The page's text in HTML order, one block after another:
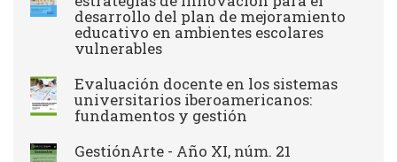
desarrollo del plan de mejoramiento
educativo en ambientes escolares
vulnerables
Evaluación docente en los sistemas
universitarios iberoamericanos:
fundamentos y gestión
GestiónArte - Año XI, núm. 21